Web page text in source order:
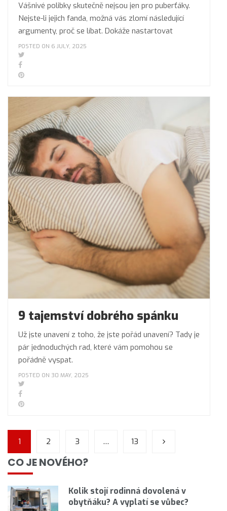
Vášnivé polibky skutečně nejsou jen pro puberťáky.
Nejste-li jejich fanda, možná vás zlomí následující
argumenty, proč se líbat. Dokáže nastartovat
POSTED ON 6 JULY, 2025
9 tajemství dobrého spánku
Už jste unavení z toho, že jste pořád unavení? Tady je
pár jednoduchých rad, které vám pomohou se
pořádně vyspat.
POSTED ON 30 MAY, 2025
1 2 3 … 13
CO JE NOVÉHO?
Kolik stojí rodinná dovolená v
obytňáku? A vyplatí se vůbec?